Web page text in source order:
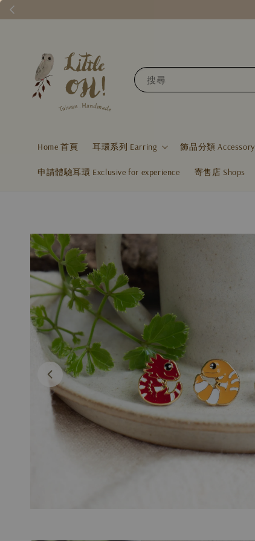
搜尋
Home 首頁 耳環系列 Earring 飾品分類 Accessory
申請體驗耳環 Exclusive for experience 寄售店 Shops